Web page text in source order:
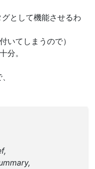
として機能させるわ
いてしまうので）
分。